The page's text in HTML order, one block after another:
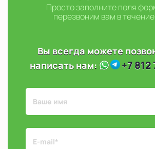
Просто заполните поля
перезвоним вам в течение
Вы всегда можете
написать нам:
+7